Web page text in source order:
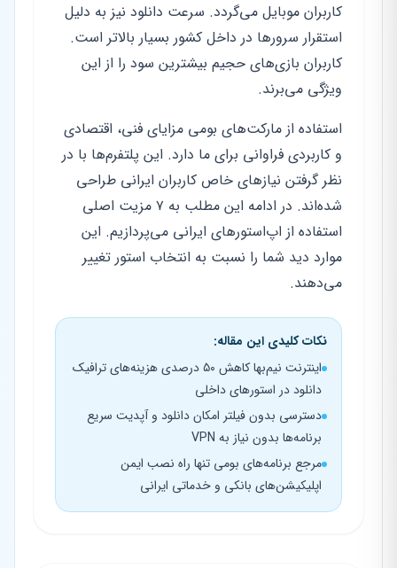
کاربران موبایل می‌گردد. سرعت دانلود نیز به دلیل
استقرار سرورها در داخل کشور بسیار بالاتر است.
کاربران بازی‌های حجیم بیشترین سود را از این
ویژگی می‌برند.
استفاده از مارکت‌های بومی مزایای فنی، اقتصادی
و کاربردی فراوانی برای ما دارد. این پلتفرم‌ها با در
نظر گرفتن نیازهای خاص کاربران ایرانی طراحی
شده‌اند. در ادامه این مطلب به ۷ مزیت اصلی
استفاده از اپ‌استورهای ایرانی می‌پردازیم. این
موارد دید شما را نسبت به انتخاب استور تغییر
می‌دهند.
نکات کلیدی این مقاله:
اینترنت نیم‌بها کاهش ۵۰ درصدی هزینه‌های ترافیک
دانلود در استورهای داخلی
دسترسی بدون فیلتر امکان دانلود و آپدیت سریع
برنامه‌ها بدون نیاز به VPN
مرجع برنامه‌های بومی تنها راه نصب ایمن
اپلیکیشن‌های بانکی و خدماتی ایرانی